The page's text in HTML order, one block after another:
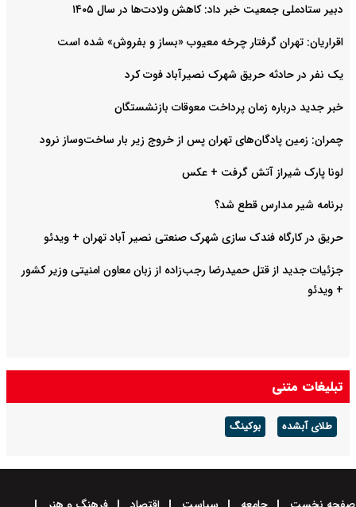
دبیر ستادملی جمعیت خبر داد: کاهش ولادت‌ها در سال ۱۴۰۵
اقراریان: تهران گرفتار چرخه معیوب «بساز و بفروش» شده است
یک نفر در حادثه حریق شهرک نصیرآباد فوت کرد
خبر جدید درباره زمان پرداخت معوقات بازنشستگان
چمران: زمین پادگان‌های تهران پس از خروج زیر بار ساخت‌وساز نرود
لونا پارک شیراز آتش گرفت + عکس
برنامه شیر مدارس قطع شد؟
حریق در کارگاه فندک سازی شهرک صنعتی نصیر آباد تهران + ویدئو
جزئیات جدید از قتل حمیدرضا رجب‌زاده از زبان معاون امنیتی وزیر کشور
+ ویدئو
تبلیغات متنی
طلای آبشده بوکینگ